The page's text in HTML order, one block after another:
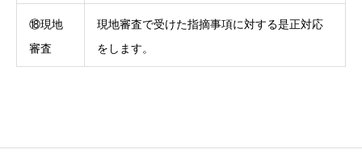
⑱現地
審査
現地審査で受けた指摘事項に対する是正対応
をします。